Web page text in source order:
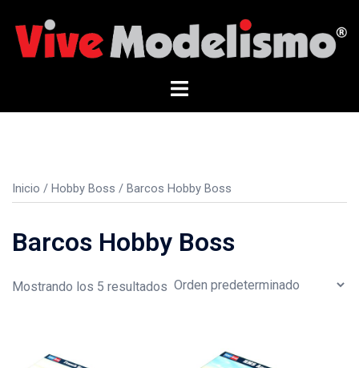
contenido
Alternar
Inicio / Hobby Boss / Barcos Hobby Boss
Barcos Hobby Boss
Mostrando los 5 resultados